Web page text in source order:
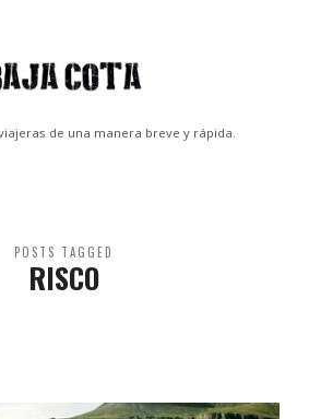
de una manera breve y rápida.
POSTS TAGGED
RISCO